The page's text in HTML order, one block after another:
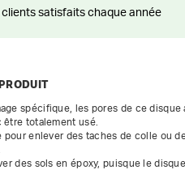
clients satisfaits chaque année
spécifique, les pores de ce disque
totalement usé.
pour enlever des taches de colle ou
des sols en époxy, puisque le